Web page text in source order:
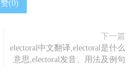
赞(0)
下一篇
electoral中文翻译,electoral是什么
意思,electoral发音、用法及例句